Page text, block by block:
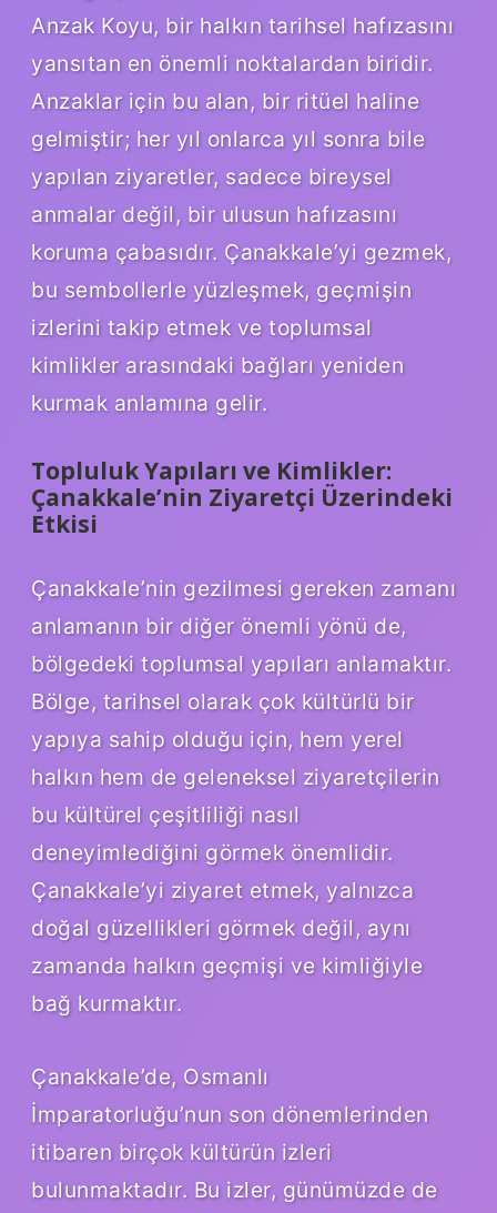
Anzak Koyu, bir halkın tarihsel hafızasını
yansıtan en önemli noktalardan biridir.
Anzaklar için bu alan, bir ritüel haline
gelmiştir; her yıl onlarca yıl sonra bile
yapılan ziyaretler, sadece bireysel
anmalar değil, bir ulusun hafızasını
koruma çabasıdır. Çanakkale’yi gezmek,
bu sembollerle yüzleşmek, geçmişin
izlerini takip etmek ve toplumsal
kimlikler arasındaki bağları yeniden
kurmak anlamına gelir.
Topluluk Yapıları ve Kimlikler:
Çanakkale’nin Ziyaretçi Üzerindeki
Etkisi
Çanakkale’nin gezilmesi gereken zamanı
anlamanın bir diğer önemli yönü de,
bölgedeki toplumsal yapıları anlamaktır.
Bölge, tarihsel olarak çok kültürlü bir
yapıya sahip olduğu için, hem yerel
halkın hem de geleneksel ziyaretçilerin
bu kültürel çeşitliliği nasıl
deneyimlediğini görmek önemlidir.
Çanakkale’yi ziyaret etmek, yalnızca
doğal güzellikleri görmek değil, aynı
zamanda halkın geçmişi ve kimliğiyle
bağ kurmaktır.
Çanakkale’de, Osmanlı
İmparatorluğu’nun son dönemlerinden
itibaren birçok kültürün izleri
bulunmaktadır. Bu izler, günümüzde de